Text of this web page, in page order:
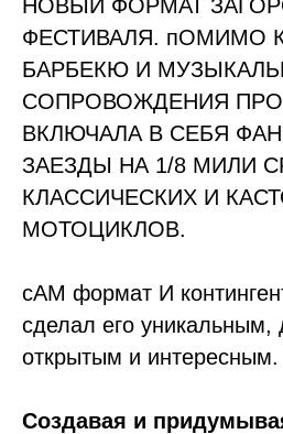
НОВЫЙ ФОРМАТ
ФЕСТИВАЛЯ. пОМИМО
БАРБЕКЮ И
СОПРОВОЖДЕНИЯ
ВКЛЮЧАЛА В СЕБЯ
ЗАЕЗДЫ НА 1/8 МИЛИ
КЛАССИЧЕСКИХ И
МОТОЦИКЛОВ.
сАМ формат И
сделал его
открытым и интересным.
Создавая и